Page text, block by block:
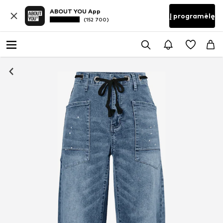
ABOUT YOU App
(152 700) Į programėlę